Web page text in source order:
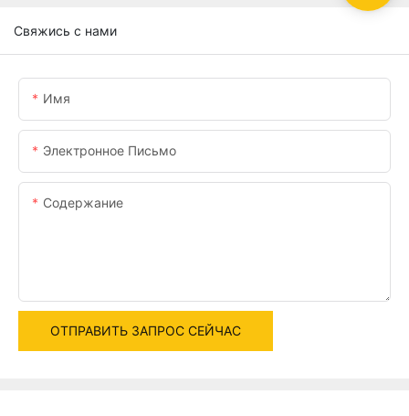
Свяжись с нами
Имя
Электронное Письмо
Содержание
ОТПРАВИТЬ ЗАПРОС СЕЙЧАС